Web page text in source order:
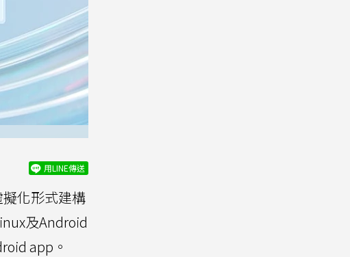
用LINE傳送
擬化形式建構
及Android
app。